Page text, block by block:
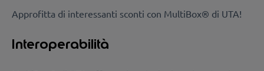
Approfitta di interessanti sconti con MultiBox® di UTA!
Interoperabilità